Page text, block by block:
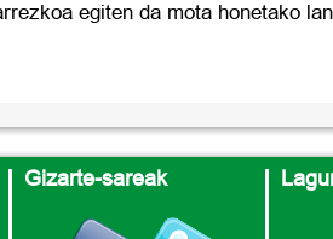
egiten da mota honetako
Gizarte-sareak